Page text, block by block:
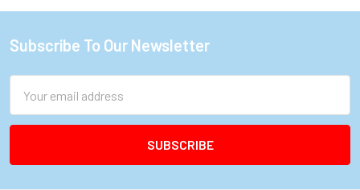
Footer
Subscribe To Our Newsletter
Address